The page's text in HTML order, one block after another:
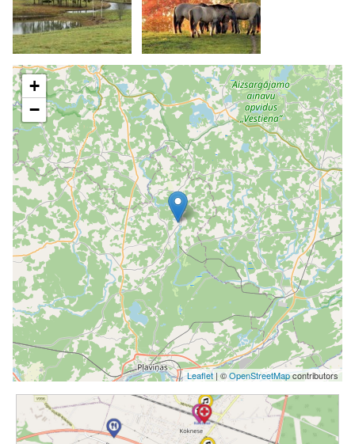
+
−
Leaflet| ©OpenStreetMapcontributors